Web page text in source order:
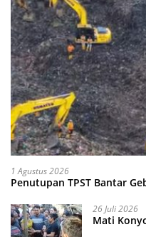
1 Agustus 2026
Penutupan TPST Bantar
26 Juli 2026
Mati